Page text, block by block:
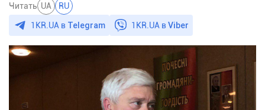
Читать UA RU
1KR.UA в Telegram 1KR.UA вViber